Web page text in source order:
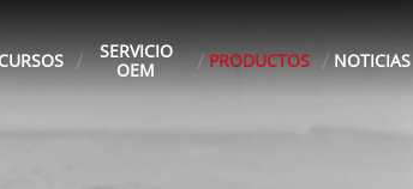
SERVICIO
OEM
PRODUCTOS NOTICIAS